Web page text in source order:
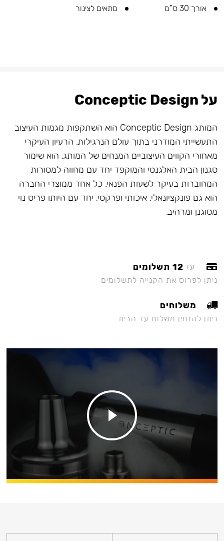
אורך 30 ס”מ מתאים לצינור
על Conceptic Design
המותג Conceptic Design הוא השתקפות מגמות העיצוב
התעשייתי המודרני בתוך עולם הנרגילות. הרעיון העיקרי
מאחורי הקווים העיצוביים המנחים של המותג, הוא שימור
סגנון הבית האלגנטי והמוקפד יחד עם מחווה למסורות
המחוברות בעיקר לשעות הפנאי. כל אחד ממוצרי החברה
הוא גם פונקציונאלי, איכותי ופרקטי, יחד עם היותו פריט נוי
מסוגנן ומרהיב.
עד 12 תשלומים
ניתן לפרוס את הקנייה לתשלומים
משלוחים
ניתן להזמין משלוח עד הבית